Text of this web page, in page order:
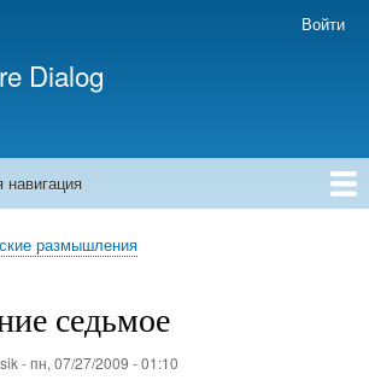
основному
содержанию
Войти
Dialog
размышления
седьмое
-пн, 07/27/2009 - 01:10